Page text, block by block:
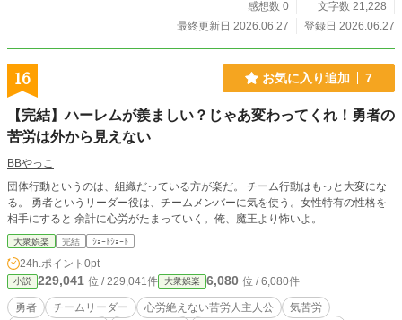
感想数 0
文字数 21,228
最終更新日 2026.06.27
登録日 2026.06.27
16 お気に入り追加 7
【完結】ハーレムが羨ましい？じゃあ変わってくれ！勇者の
苦労は外から見えない
BBやっこ
団体行動というのは、組織だっている方が楽だ。 チーム行動はもっと大変にな
る。 勇者というリーダー役は、チームメンバーに気を使う。女性特有の性格を
相手にすると 余計に心労がたまっていく。俺、魔王より怖いよ。
大衆娯楽 完結 ｼｮｰﾄｼｮｰﾄ
24h.ポイント 0pt
小説 229,041 位 / 229,041件 大衆娯楽 6,080 位 / 6,080件
勇者 チームリーダー 心労絶えない苦労人主人公
気苦労